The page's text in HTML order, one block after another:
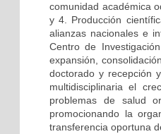
comunidad académica
y 4. Producción
alianzas nacionales e
Centro de
expansión,
doctorado y recepción
multidisciplinaria el
problemas de salud
promocionando la
transferencia oportuna